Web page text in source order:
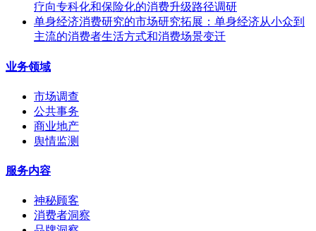
疗向专科化和保险化的消费升级路径调研
单身经济消费研究的市场研究拓展：单身经济从小众到
主流的消费者生活方式和消费场景变迁
业务领域
市场调查
公共事务
商业地产
舆情监测
服务内容
神秘顾客
消费者洞察